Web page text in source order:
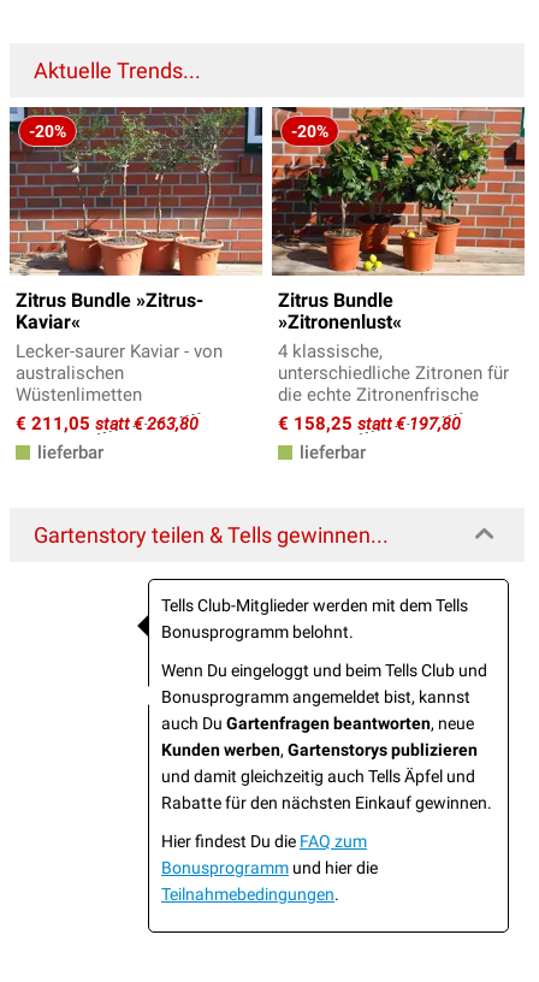
Aktuelle Trends...
-20%
Zitrus Bundle »Zitrus-
Kaviar«
Lecker-saurer Kaviar - von
australischen
Wüstenlimetten
€ 211,05 statt € 263,80
lieferbar
-20%
Zitrus Bundle
»Zitronenlust«
4 klassische,
unterschiedliche Zitronen für
die echte Zitronenfrische
€ 158,25 statt € 197,80
lieferbar
Gartenstory teilen & Tells gewinnen...
Tells Club-Mitglieder werden mit dem Tells
Bonusprogramm belohnt.
Wenn Du eingeloggt und beim Tells Club und
Bonusprogramm angemeldet bist, kannst
auch Du Gartenfragen beantworten, neue
Kunden werben, Gartenstorys publizieren
und damit gleichzeitig auch Tells Äpfel und
Rabatte für den nächsten Einkauf gewinnen.
Hier findest Du die FAQ zum
Bonusprogramm und hier die
Teilnahmebedingungen.